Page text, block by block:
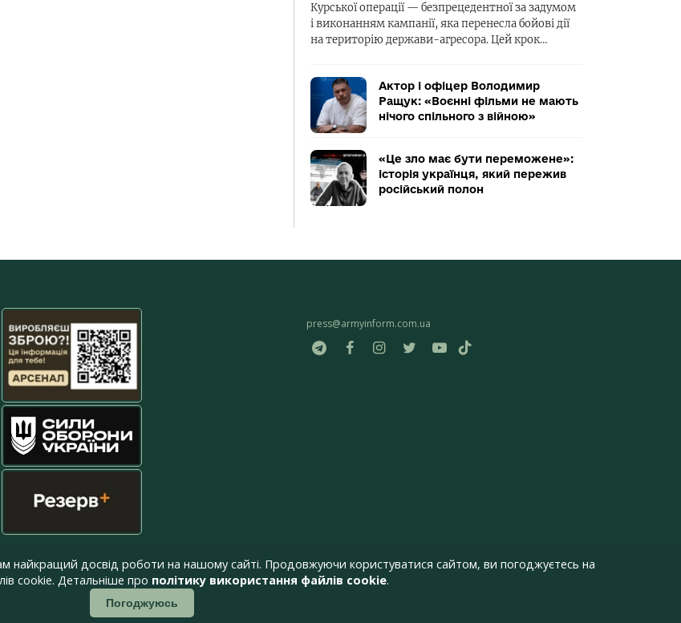
Курської операції — безпрецедентної за задумом
і виконанням кампанії, яка перенесла бойові дії
на територію держави-агресора. Цей крок…
Актор і офіцер Володимир
Ращук: «Воєнні фільми не мають
нічого спільного з війною»
«Це зло має бути переможене»:
історія українця, який пережив
російський полон
press@armyinform.com.ua
досвід роботи на нашому сайті. Продовжуючи користуватися сайтом, ви погоджуєтесь на
cookie. Детальніше про політику використання файлів cookie.
Погоджуюсь